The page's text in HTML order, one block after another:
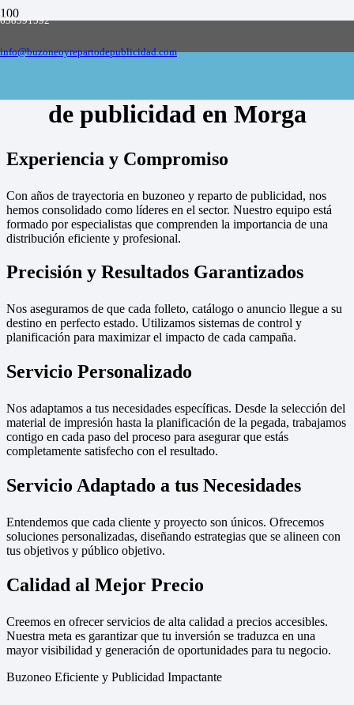
658591592
info@buzoneoyrepartodepublicidad.com
Empresa de buzoneo y reparto de publicidad
de publicidad en Morga
Experiencia y Compromiso
Con años de trayectoria en buzoneo y reparto de publicidad, nos
hemos consolidado como líderes en el sector. Nuestro equipo está
formado por especialistas que comprenden la importancia de una
distribución eficiente y profesional.
Precisión y Resultados Garantizados
Nos aseguramos de que cada folleto, catálogo o anuncio llegue a su
destino en perfecto estado. Utilizamos sistemas de control y
planificación para maximizar el impacto de cada campaña.
Servicio Personalizado
Nos adaptamos a tus necesidades específicas. Desde la selección del
material de impresión hasta la planificación de la pegada, trabajamos
contigo en cada paso del proceso para asegurar que estás
completamente satisfecho con el resultado.
Servicio Adaptado a tus Necesidades
Entendemos que cada cliente y proyecto son únicos. Ofrecemos
soluciones personalizadas, diseñando estrategias que se alineen con
tus objetivos y público objetivo.
Calidad al Mejor Precio
Creemos en ofrecer servicios de alta calidad a precios accesibles.
Nuestra meta es garantizar que tu inversión se traduzca en una
mayor visibilidad y generación de oportunidades para tu negocio.
Buzoneo Eficiente y Publicidad Impactante